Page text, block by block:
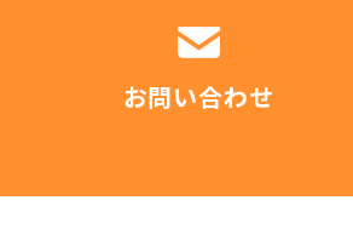
お問い合わせ